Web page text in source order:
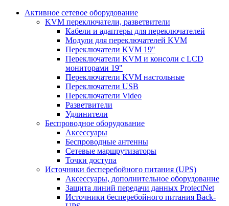
Активное сетевое оборудование
KVM переключатели, разветвители
Кабели и адаптеры для переключателей
Модули для переключателей KVM
Переключатели KVM 19"
Переключатели KVM и консоли с LCD
мониторами 19"
Переключатели KVM настольные
Переключатели USB
Переключатели Video
Разветвители
Удлинители
Беспроводное оборудование
Аксессуары
Беспроводные антенны
Сетевые маршрутизаторы
Точки доступа
Источники бесперебойного питания (UPS)
Аксессуары, дополнительное оборудование
Защита линий передачи данных ProtectNet
Источники бесперебойного питания Back-